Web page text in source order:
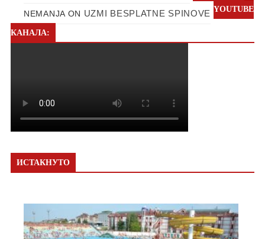
NEMANJAON UZMI BESPLATNE SPINOVE YOUTUBE
КАНАЛА:
ИСТАКНУТО